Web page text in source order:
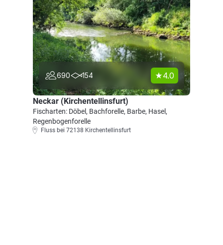
690 154 4.0
Neckar (Kirchentellinsfurt)
Fischarten: Döbel, Bachforelle, Barbe, Hasel,
Regenbogenforelle
Fluss bei 72138 Kirchentellinsfurt